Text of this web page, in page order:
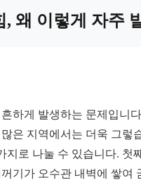
, 왜 이렇게 자주
하게 발생하는 문제입니
은 지역에서는 더욱 그렇
지로 나눌 수 있습니다. 첫
기가 오수관 내벽에 쌓여